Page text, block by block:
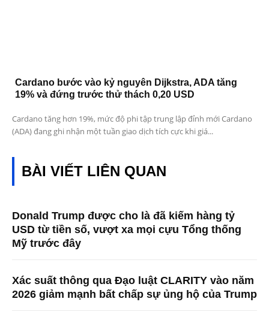
Cardano bước vào kỷ nguyên Dijkstra, ADA tăng
19% và đứng trước thử thách 0,20 USD
Cardano tăng hơn 19%, mức độ phi tập trung lập đỉnh mới Cardano
(ADA) đang ghi nhận một tuần giao dịch tích cực khi giá...
BÀI VIẾT LIÊN QUAN
Donald Trump được cho là đã kiếm hàng tỷ
USD từ tiền số, vượt xa mọi cựu Tổng thống
Mỹ trước đây
Xác suất thông qua Đạo luật CLARITY vào năm
2026 giảm mạnh bất chấp sự ủng hộ của Trump